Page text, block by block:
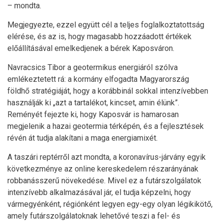
– mondta.
Megjegyezte, ezzel együtt cél a teljes foglalkoztatottság
elérése, és az is, hogy magasabb hozzáadott értékek
előállításával emelkedjenek a bérek Kaposváron.
Navracsics Tibor a geotermikus energiáról szólva
emlékeztetett rá: a kormány elfogadta Magyarország
földhő stratégiáját, hogy a korábbinál sokkal intenzívebben
használják ki „azt a tartalékot, kincset, amin élünk”.
Reményét fejezte ki, hogy Kaposvár is hamarosan
megjelenik a hazai geotermia térképén, és a fejlesztések
révén át tudja alakítani a maga energiamixét.
A taszári reptérről azt mondta, a koronavírus-járvány egyik
következménye az online kereskedelem részarányának
robbanásszerű növekedése. Mivel ez a futárszolgálatok
intenzívebb alkalmazásával jár, el tudja képzelni, hogy
vármegyénként, régiónként legyen egy-egy olyan légikikötő,
amely futárszolgálatoknak lehetővé teszi a fel- és